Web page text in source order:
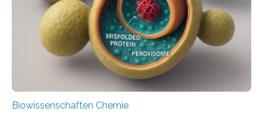
Biowissenschaften Chemie